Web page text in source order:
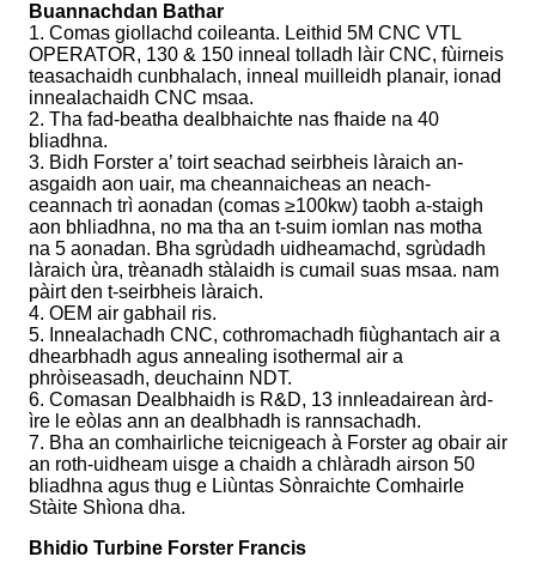
Buannachdan Bathar
1. Comas giollachd coileanta. Leithid 5M CNC VTL
OPERATOR, 130 & 150 inneal tolladh làir CNC, fùirneis
teasachaidh cunbhalach, inneal muilleidh planair, ionad
innealachaidh CNC msaa.
2. Tha fad-beatha dealbhaichte nas fhaide na 40
bliadhna.
3. Bidh Forster a’ toirt seachad seirbheis làraich an-
asgaidh aon uair, ma cheannaicheas an neach-
ceannach trì aonadan (comas ≥100kw) taobh a-staigh
aon bhliadhna, no ma tha an t-suim iomlan nas motha
na 5 aonadan. Bha sgrùdadh uidheamachd, sgrùdadh
làraich ùra, trèanadh stàlaidh is cumail suas msaa. nam
pàirt den t-seirbheis làraich.
4. OEM air gabhail ris.
5. Innealachadh CNC, cothromachadh fiùghantach air a
dhearbhadh agus annealing isothermal air a
phròiseasadh, deuchainn NDT.
6. Comasan Dealbhaidh is R&D, 13 innleadairean àrd-
ìre le eòlas ann an dealbhadh is rannsachadh.
7. Bha an comhairliche teicnigeach à Forster ag obair air
an roth-uidheam uisge a chaidh a chlàradh airson 50
bliadhna agus thug e Liùntas Sònraichte Comhairle
Stàite Shìona dha.
Bhidio Turbine Forster Francis